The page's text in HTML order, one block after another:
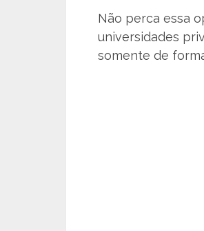
Não perca essa
universidades
somente de